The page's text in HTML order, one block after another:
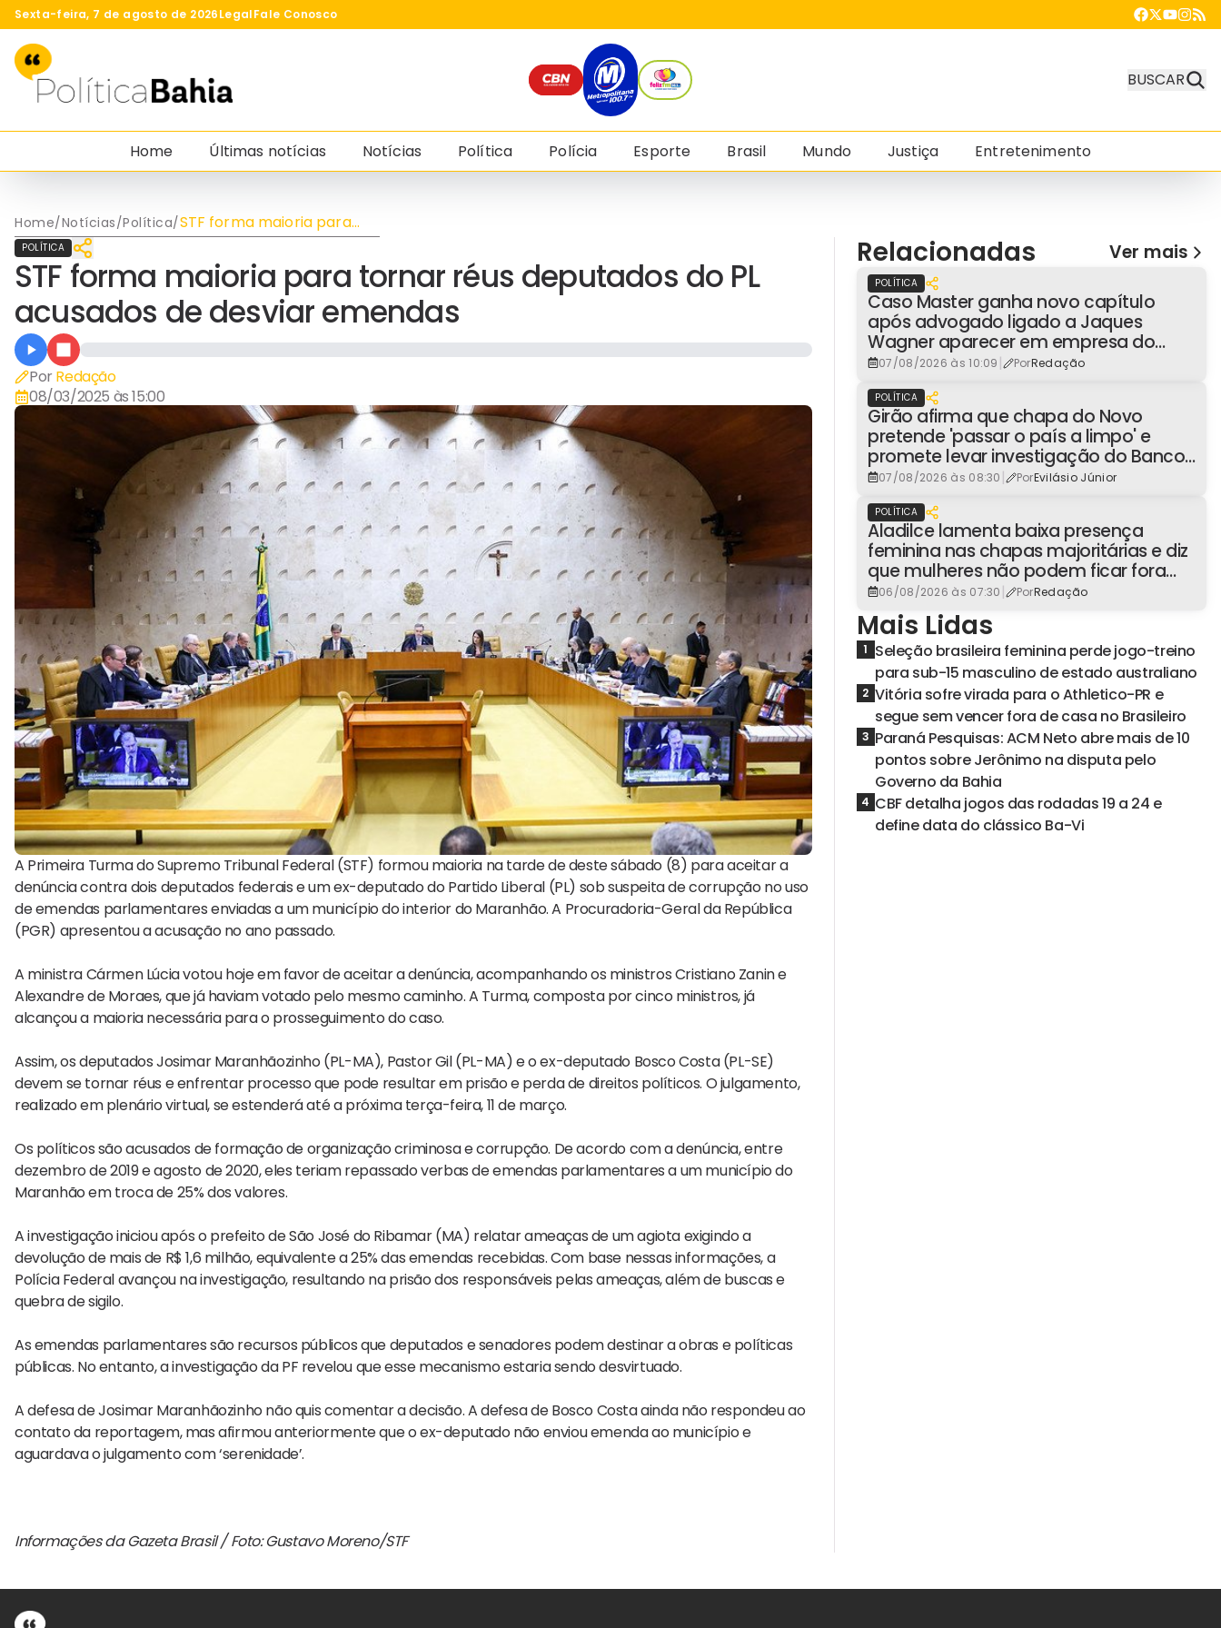
Sexta-feira, 7 de agosto de 2026LegalFale Conosco
BUSCAR
Home Últimas notícias Notícias Política Polícia Esporte Brasil Mundo Justiça Entretenimento
Home/Notícias/Política/STF forma maioria para
tornar réus deputados do
emendas
POLÍTICA
STF forma maioria para tornar réus deputados do PL
acusados de desviar emendas
Por Redação
08/03/2025 às 15:00
A Primeira Turma do Supremo Tribunal Federal (STF) formou maioria na tarde de deste sábado (8) para aceitar a
denúncia contra dois deputados federais e um ex-deputado do Partido Liberal (PL) sob suspeita de corrupção no uso
de emendas parlamentares enviadas a um município do interior do Maranhão. A Procuradoria-Geral da República
(PGR) apresentou a acusação no ano passado.
A ministra Cármen Lúcia votou hoje em favor de aceitar a denúncia, acompanhando os ministros Cristiano Zanin e
Alexandre de Moraes, que já haviam votado pelo mesmo caminho. A Turma, composta por cinco ministros, já
alcançou a maioria necessária para o prosseguimento do caso.
Assim, os deputados Josimar Maranhãozinho (PL-MA), Pastor Gil (PL-MA) e o ex-deputado Bosco Costa (PL-SE)
devem se tornar réus e enfrentar processo que pode resultar em prisão e perda de direitos políticos. O julgamento,
realizado em plenário virtual, se estenderá até a próxima terça-feira, 11 de março.
Os políticos são acusados de formação de organização criminosa e corrupção. De acordo com a denúncia, entre
dezembro de 2019 e agosto de 2020, eles teriam repassado verbas de emendas parlamentares a um município do
Maranhão em troca de 25% dos valores.
A investigação iniciou após o prefeito de São José do Ribamar (MA) relatar ameaças de um agiota exigindo a
devolução de mais de R$ 1,6 milhão, equivalente a 25% das emendas recebidas. Com base nessas informações, a
Polícia Federal avançou na investigação, resultando na prisão dos responsáveis pelas ameaças, além de buscas e
quebra de sigilo.
As emendas parlamentares são recursos públicos que deputados e senadores podem destinar a obras e políticas
públicas. No entanto, a investigação da PF revelou que esse mecanismo estaria sendo desvirtuado.
A defesa de Josimar Maranhãozinho não quis comentar a decisão. A defesa de Bosco Costa ainda não respondeu ao
contato da reportagem, mas afirmou anteriormente que o ex-deputado não enviou emenda ao município e
aguardava o julgamento com ‘serenidade’.
Informações da Gazeta Brasil / Foto: Gustavo Moreno/STF
Relacionadas Ver mais
POLÍTICA
Caso Master ganha novo capítulo
após advogado ligado a Jaques
Wagner aparecer em empresa do
consignado
07/08/2026 às 10:09 | PorRedação
POLÍTICA
Girão afirma que chapa do Novo
pretende 'passar o país a limpo' e
promete levar investigação do Banco
Master à Presidência
07/08/2026 às 08:30 | PorEvilásio Júnior
POLÍTICA
Aladilce lamenta baixa presença
feminina nas chapas majoritárias e diz
que mulheres não podem ficar fora
dos espaços de poder
06/08/2026 às 07:30 | PorRedação
Mais Lidas
1 Seleção brasileira feminina perde jogo-treino
para sub-15 masculino de estado australiano
2 Vitória sofre virada para o Athletico-PR e
segue sem vencer fora de casa no Brasileiro
3 Paraná Pesquisas: ACM Neto abre mais de 10
pontos sobre Jerônimo na disputa pelo
Governo da Bahia
4 CBF detalha jogos das rodadas 19 a 24 e
define data do clássico Ba-Vi